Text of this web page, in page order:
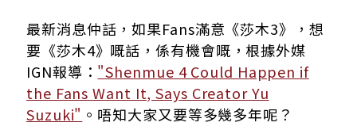
最新消息仲話，如果Fans滿意《莎木3》，想
要《莎木4》嘅話，係有機會嘅，根據外媒
IGN報導： "Shenmue 4 Could Happen if
the Fans Want It, Says Creator Yu
Suzuki" 。唔知大家又要等多幾多年呢？